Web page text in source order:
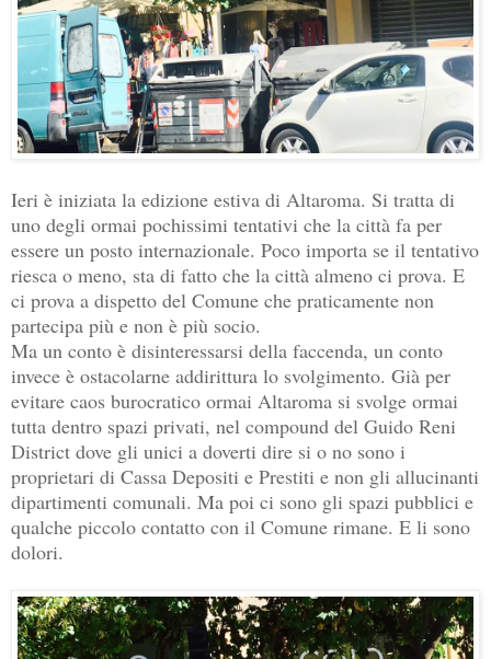
Ieri è iniziata la edizione estiva di Altaroma. Si tratta di
uno degli ormai pochissimi tentativi che la città fa per
essere un posto internazionale. Poco importa se il tentativo
riesca o meno, sta di fatto che la città almeno ci prova. E
ci prova a dispetto del Comune che praticamente non
partecipa più e non è più socio.
Ma un conto è disinteressarsi della faccenda, un conto
invece è ostacolarne addirittura lo svolgimento. Già per
evitare caos burocratico ormai Altaroma si svolge ormai
tutta dentro spazi privati, nel compound del Guido Reni
District dove gli unici a doverti dire si o no sono i
proprietari di Cassa Depositi e Prestiti e non gli allucinanti
dipartimenti comunali. Ma poi ci sono gli spazi pubblici e
qualche piccolo contatto con il Comune rimane. E li sono
dolori.